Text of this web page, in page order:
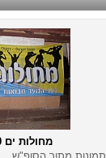
מחולות ים 2010